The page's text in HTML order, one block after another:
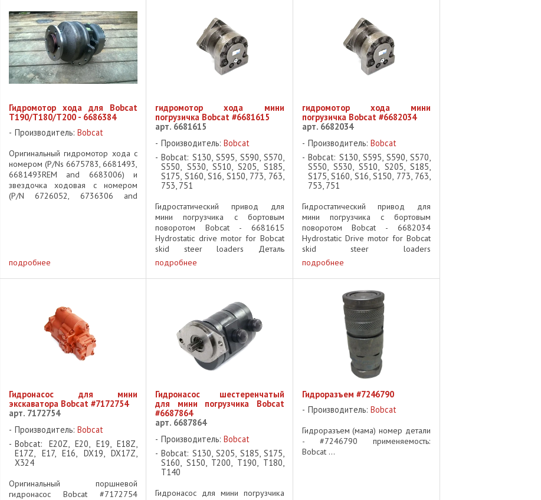
Гидромотор хода для Bobcat
T190/T180/T200 - 6686384
Производитель: Bobcat
Оригинальный гидромотор хода с
номером (P/Ns 6675783, 6681493,
6681493REM and 6683006) и
звездочка ходовая с номером
(P/N 6726052, 6736306 and
подробнее
гидромотор хода мини
погрузичка Bobcat #6681615
арт. 6681615
Производитель:Bobcat
Bobcat: S130, S595, S590, S570,
S550, S530, S510, S205, S185,
S175, S160, S16, S150, 773, 763,
753, 751
Гидростатический привод для
мини погрузчика с бортовым
поворотом Bobcat - 6681615
Hydrostatic drive motor for Bobcat
skid steer loaders Деталь
заменена новой деталью с
номером #6682034 Детали могут
различаться в зависимости от
подробнее
гидромотор хода мини
погрузичка Bobcat #6682034
арт. 6682034
Производитель: Bobcat
Bobcat: S130, S595, S590, S570,
S550, S530, S510, S205, S185,
S175, S160, S16, S150, 773, 763,
753, 751
Гидростатический привод для
мини погрузчика с бортовым
поворотом Bobcat - 6682034
Hydrostatic Drive motor for Bobcat
skid steer loaders
Односкоростной, правая и левая
сторона, 9-болтовой, радиально-
поршневой гидростатический
приводной двигатель ...
подробнее
Гидронасос для мини
экскаватора Bobcat #7172754
арт. 7172754
Производитель: Bobcat
Bobcat: E20Z, E20, E19, E18Z,
E17Z, E17, E16, DX19, DX17Z,
X324
Оригинальный поршневой
гидронасос Bobcat #7172754
Гидронасос шестеренчатый
для мини погрузчика Bobcat
#6687864
арт. 6687864
Производитель:Bobcat
Bobcat: S130, S205, S185, S175,
S160, S150, T200, T190, T180,
T140
Гидронасос для мини погрузчика
Гидроразъем #7246790
Производитель: Bobcat
Гидроразъем (мама) номер детали
- #7246790 применяемость:
Bobcat ...